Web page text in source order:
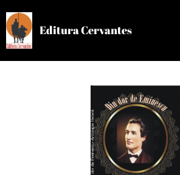
Editura Cervantes